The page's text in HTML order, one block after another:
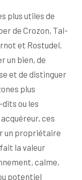
plus utiles de
de Crozon, Tal-
et Rostudel.
un bien, de
et de distinguer
plus
ou les
ces
un propriétaire
la valeur
calme,
potentiel